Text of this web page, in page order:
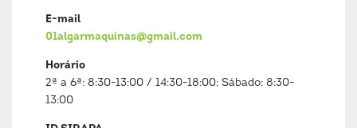
E-mail
01algarmaquinas@gmail.com
Horário
2ª a 6ª: 8:30-13:00 / 14:30-18:00; Sábado: 8:30-
13:00